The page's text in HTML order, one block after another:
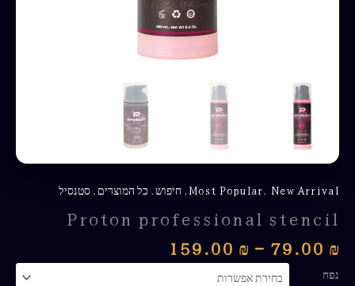
Most Popular, New Arrival
, חיפוש, כל המוצרים , סטנסיל
Proton professional stencil
79.00 ₪
–
159.00 ₪
נפח